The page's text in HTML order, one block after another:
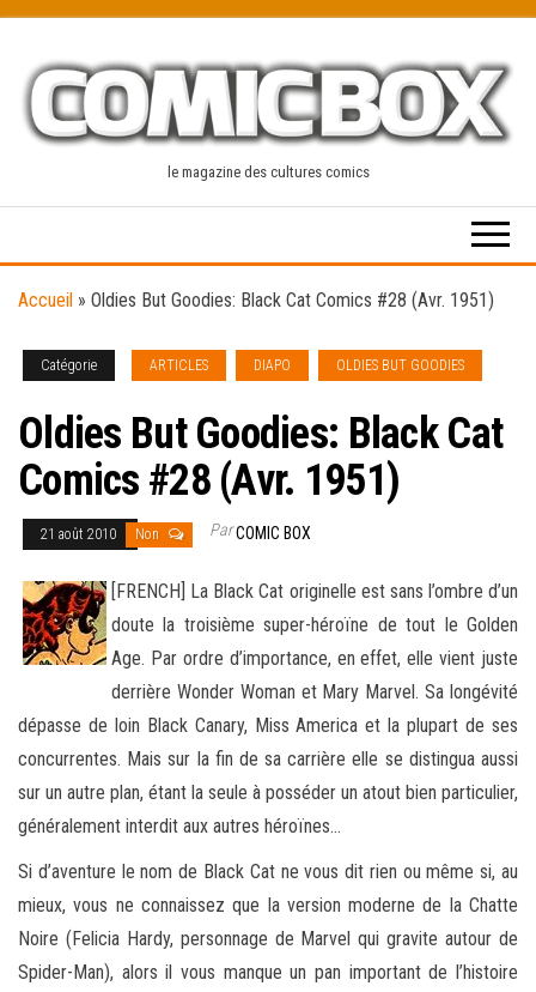
content
le magazine des cultures comics
Accueil » Oldies But Goodies: Black Cat Comics #28 (Avr. 1951)
Catégorie ARTICLES DIAPO OLDIES BUT GOODIES
Oldies But Goodies: Black Cat
Comics #28 (Avr. 1951)
21 août 2010 Non ParCOMIC BOX
[FRENCH] La Black Cat originelle est sans l’ombre d’un
doute la troisième super-héroïne de tout le Golden
Age. Par ordre d’importance, en effet, elle vient juste
derrière Wonder Woman et Mary Marvel. Sa longévité
dépasse de loin Black Canary, Miss America et la plupart de ses
concurrentes. Mais sur la fin de sa carrière elle se distingua aussi
sur un autre plan, étant la seule à posséder un atout bien particulier,
généralement interdit aux autres héroïnes…
Si d’aventure le nom de Black Cat ne vous dit rien ou même si, au
mieux, vous ne connaissez que la version moderne de la Chatte
Noire (Felicia Hardy, personnage de Marvel qui gravite autour de
Spider-Man), alors il vous manque un pan important de l’histoire